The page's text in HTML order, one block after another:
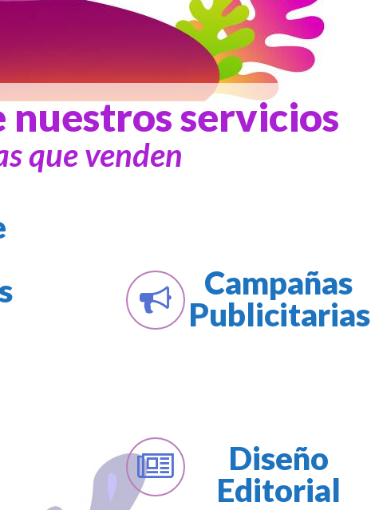
servicios
que venden
Campañas
Publicitarias
Diseño
Editorial